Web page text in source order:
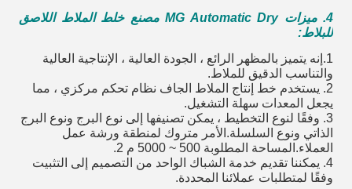
4. ميزات MG Automatic Dry
مصنع خلط الملاط اللاصق
للبلاط:
1.إنه يتميز بالمظهر الرائع ، الجودة العالية ، الإنتاجية العالية
والتناسب الدقيق للملاط.
2. يستخدم خط إنتاج الملاط الجاف نظام تحكم مركزي ، مما
يجعل المعدات سهلة التشغيل.
3. وفقًا لنوع التخطيط ، يمكن تصنيفها إلى نوع البرج ونوع البرج
الذاتي ونوع السلسلة.الأمر متروك لمنطقة ورشة عمل
العملاء.المساحة المطلوبة 500 ~ 5000 م 2.
4. يمكننا تقديم خدمة الشباك الواحد من التصميم إلى التثبيت
وفقًا لمتطلبات عملائنا المحددة.